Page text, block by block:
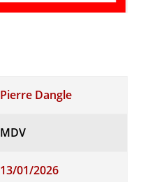
Pierre Dangle
MDV
13/01/2026